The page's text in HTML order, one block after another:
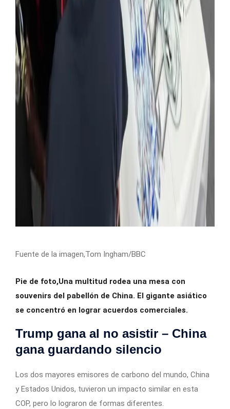
Fuente de la imagen,Tom Ingham/BBC
Pie de foto,Una multitud rodea una mesa con
souvenirs del pabellón de China. El gigante asiático
se concentró en lograr acuerdos comerciales.
Trump gana al no asistir – China
gana guardando silencio
Los dos mayores emisores de carbono del mundo, China
y Estados Unidos, tuvieron un impacto similar en esta
COP, pero lo lograron de formas diferentes.